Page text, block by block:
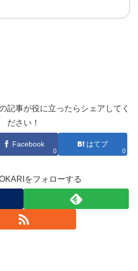
記事が役に立ったらシェアしてく
ださい！
Facebook
0
はてブ
0
をフォローする